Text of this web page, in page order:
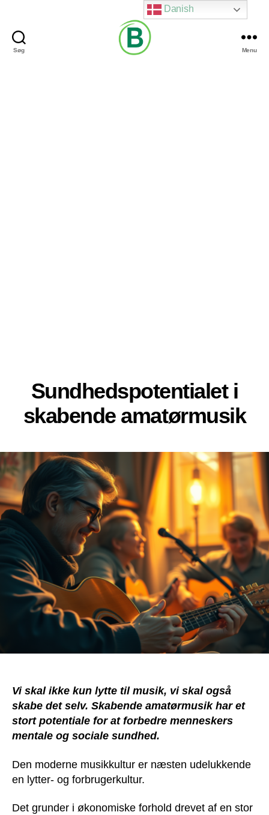
Søg Menu
Sundhedspotentialet i
skabende amatørmusik
Vi skal ikke kun lytte til musik, vi skal også
skabe det selv. Skabende amatørmusik har et
stort potentiale for at forbedre menneskers
mentale og sociale sundhed.
Den moderne musikkultur er næsten udelukkende
en lytter- og forbrugerkultur.
Det grunder i økonomiske forhold drevet af en stor
Danish